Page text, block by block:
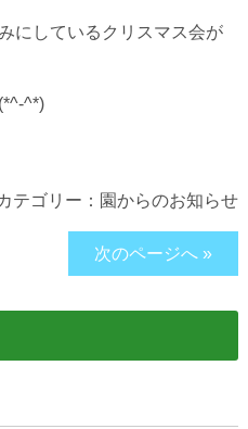
にしているクリスマス会が
^*)
テゴリー： 園からのお知らせ
次のページへ »